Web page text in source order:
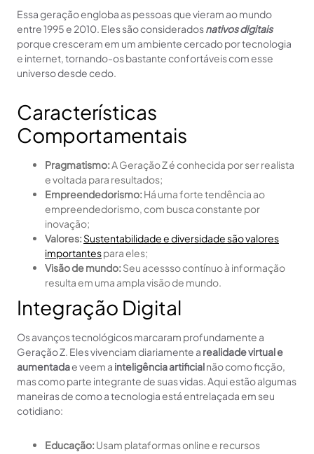
Essa geração engloba as pessoas que vieram ao mundo
entre 1995 e 2010. Eles são consideradosnativos digitais
porque cresceram em um ambiente cercado por tecnologia
e internet, tornando-os bastante confortáveis com esse
universo desde cedo.
Características
Comportamentais
Pragmatismo:A Geração Z é conhecida por ser realista
e voltada para resultados;
Empreendedorismo: Há uma forte tendência ao
empreendedorismo, com busca constante por
inovação;
Valores: Sustentabilidade e diversidade são valores
importantespara eles;
Visão de mundo: Seu acessso contínuo à informação
resulta em uma ampla visão de mundo.
Integração Digital
Os avanços tecnológicos marcaram profundamente a
Geração Z. Eles vivenciam diariamente a realidade virtual e
aumentadae veem a inteligência artificialnão como ficção,
mas como parte integrante de suas vidas. Aqui estão algumas
maneiras de como a tecnologia está entrelaçada em seu
cotidiano:
Educação: Usam plataformas online e recursos